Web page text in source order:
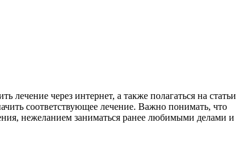
лечение через интернет, а также полагаться на статьи
соответствующее лечение. Важно понимать, что
нежеланием заниматься ранее любимыми делами и